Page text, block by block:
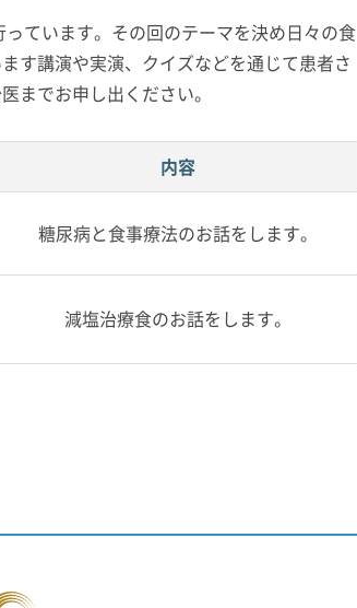
ています。その回のテーマを決め日々の食
す講演や実演、クイズなどを通じて患者さ
までお申し出ください。
内容
糖尿病と食事療法のお話をします。
減塩治療食のお話をします。